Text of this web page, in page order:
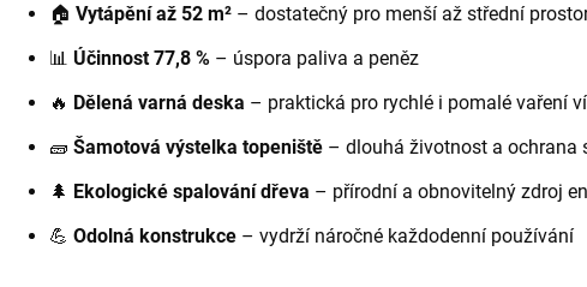
🏠 Vytápění až 52 m² – dostatečný pro menší až střední
📊 Účinnost 77,8 % – úspora paliva a peněz
🔥 Dělená varná deska – praktická pro rychlé i pomalé vaření
🧱 Šamotová výstelka topeniště – dlouhá životnost a ochrana
🌲 Ekologické spalování dřeva – přírodní a obnovitelný zdroj
💪 Odolná konstrukce – vydrží náročné každodenní používání